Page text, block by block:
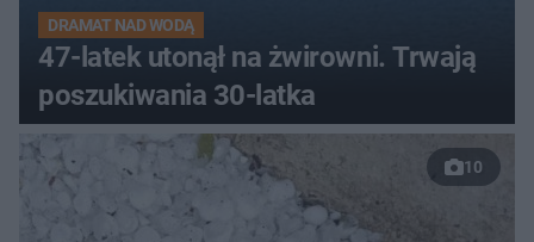
DRAMAT NAD WODĄ
47-latek utonął na żwirowni. Trwają
poszukiwania 30-latka
10